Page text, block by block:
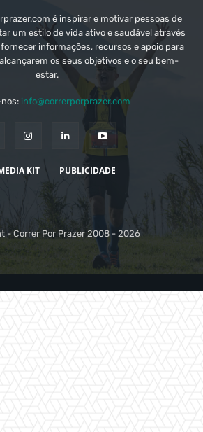
é inspirar e motivar pessoas de
um estilo de vida ativo e saudável através
informações, recursos e apoio para
os seus objetivos e o seu bem-
estar.
info@correrporprazer.com
KIT PUBLICIDADE
- Correr Por Prazer 2008 - 2026